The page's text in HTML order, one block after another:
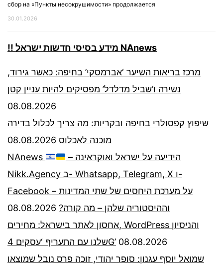
сбор на «Пункты несокрушимости» продолжается
30.01.2026
!! מידע בסיסי חדשות ישראל NAnews
מרכז בריאות השיער ‘אברמסקי’ בחיפה: כאשר גירוד,
נשירה ו’שביל מדלדל’ מפסיקים להיות עניין קטן
08.08.2026
שיפוץ קפסולרי בחיפה ובקריות: מה צריך לכלול בדירה
מוכנה לאכלוס 08.08.2026
NAnews
– הידיעה על ישראל ואוקראינה
Nikk.Agency ב- Whatsapp, Telegram, X ו-
Facebook – על מערכת היחסים של שתי המדינות
וההיסטוריה שלהן – מה קורה? 08.08.2026
אחסון לאתר בישראל: מחירים, WordPress והניסיון
שלנו עם התעריף ‘עסקים 4G’ 08.08.2026
שמואל יוסף עגנון: סופר יהודי, זוכה פרס נובל שמוצאו